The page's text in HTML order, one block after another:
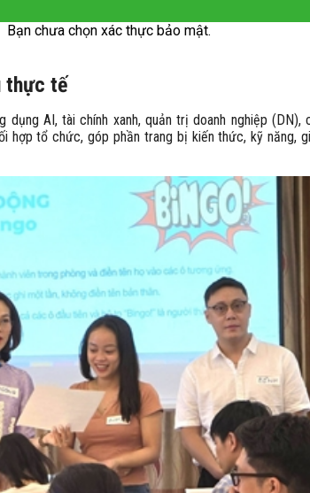
Bạn chưa chọn xác thực bảo mật.
thực tế
AI, tài chính xanh, quản trị doanh nghiệp (DN),
hợp tổ chức, góp phần trang bị kiến thức, kỹ năng,